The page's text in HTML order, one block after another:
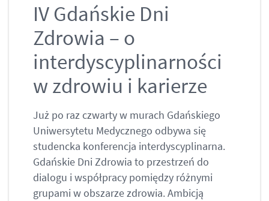
IV Gdańskie Dni
Zdrowia – o
interdyscyplinarności
w zdrowiu i karierze
Już po raz czwarty w murach Gdańskiego
Uniwersytetu Medycznego odbywa się
studencka konferencja interdyscyplinarna.
Gdańskie Dni Zdrowia to przestrzeń do
dialogu i współpracy pomiędzy różnymi
grupami w obszarze zdrowia. Ambicją